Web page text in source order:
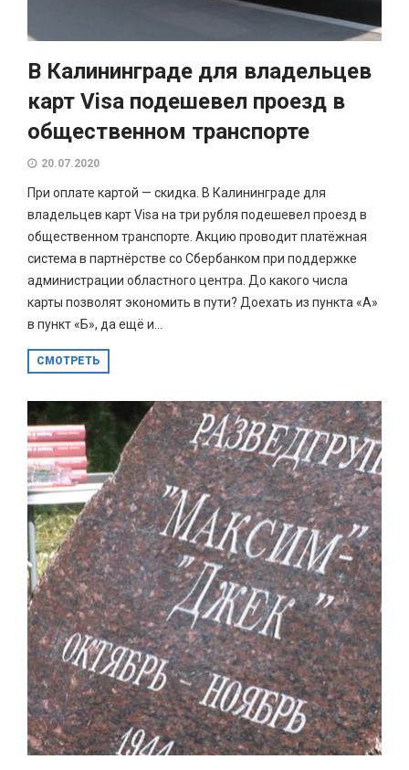
В Калининграде для владельцев
карт Visa подешевел проезд в
общественном транспорте
20.07.2020
При оплате картой — скидка. В Калининграде для
владельцев карт Visa на три рубля подешевел проезд в
общественном транспорте. Акцию проводит платёжная
система в партнёрстве со Сбербанком при поддержке
администрации областного центра. До какого числа
карты позволят экономить в пути? Доехать из пункта «А»
в пункт «Б», да ещё и...
СМОТРЕТЬ